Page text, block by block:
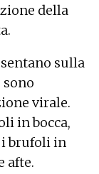
della
sulla
sono
virale.
in bocca,
i brufoli in
afte.